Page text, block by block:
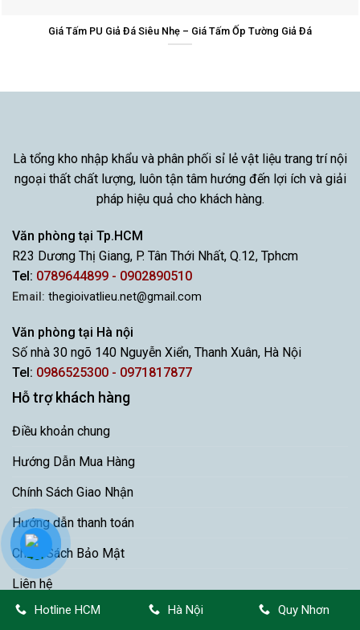
Giá Tấm PU Giả Đá Siêu Nhẹ – Giá Tấm Ốp Tường Giả Đá
Là tổng kho nhập khẩu và phân phối sỉ lẻ vật liệu trang trí nội
ngoại thất chất lượng, luôn tận tâm hướng đến lợi ích và giải
pháp hiệu quả cho khách hàng.
Văn phòng tại Tp.HCM
R23 Dương Thị Giang, P. Tân Thới Nhất, Q.12, Tphcm
Tel: 0789644899 - 0902890510
Email: thegioivatlieu.net@gmail.com
Văn phòng tại Hà nội
Số nhà 30 ngõ 140 Nguyễn Xiển, Thanh Xuân, Hà Nội
Tel: 0986525300 - 0971817877
Hỗ trợ khách hàng
Điều khoản chung
Hướng Dẫn Mua Hàng
Chính Sách Giao Nhận
Hướng dẫn thanh toán
Chính Sách Bảo Mật
Liên hệ
Hotline HCM Hà Nội Quy Nhơn